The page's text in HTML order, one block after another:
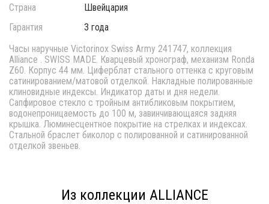
Страна
Швейцария
Гарантия
3 года
Часы наручные Victorinox Swiss Army 241747, коллекция
Alliance . SWISS MADE. Кварцевый хронограф, механизм Ronda
Z60. Корпус 44 мм. Циферблат стального оттенка с круговым
сатинированием/матовой отделкой. Накладные полированные
клиновидные индексы. Индикатор даты и дня недели.
Сапфировое стекло с тройным антибликовым покрытием,
водонепроницаемость до 100 м, завинчивающаяся задняя
крышка. Люминесцентное покрытие на стрелках и индексах.
Стальной браслет биколор с полированной и сатинированной
отделкой звеньев.
Из коллекции ALLIANCE